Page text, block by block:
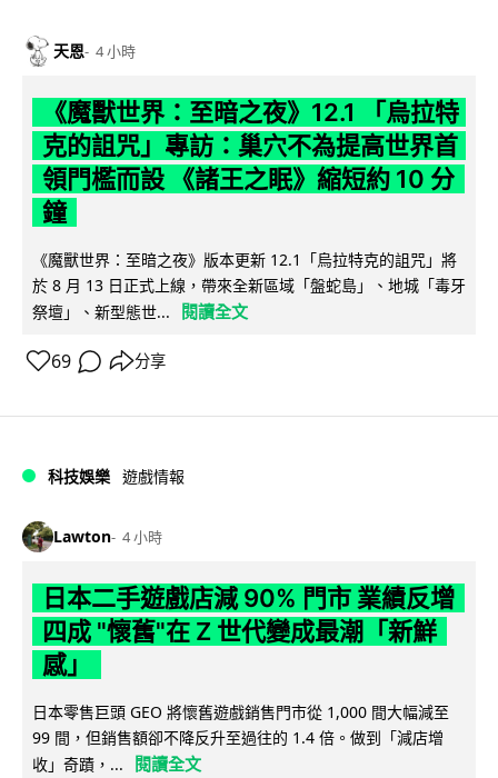
天恩 4 小時
《魔獸世界：至暗之夜》12.1 「烏拉特
克的詛咒」專訪：巢穴不為提高世界首
領門檻而設 《諸王之眠》縮短約 10 分
鐘
《魔獸世界：至暗之夜》版本更新 12.1「烏拉特克的詛咒」將
於 8 月 13 日正式上線，帶來全新區域「盤蛇島」、地城「毒牙
祭壇」、新型態世...
閱讀全文
69 分享
科技娛樂 遊戲情報
Lawton 4 小時
日本二手遊戲店減 90% 門市 業績反增
四成 "懷舊"在 Z 世代變成最潮「新鮮
感」
日本零售巨頭 GEO 將懷舊遊戲銷售門市從 1,000 間大幅減至
99 間，但銷售額卻不降反升至過往的 1.4 倍。做到「減店增
收」奇蹟，...
閱讀全文